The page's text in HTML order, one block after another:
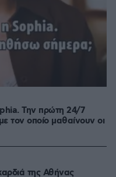
Την πρώτη 24/7
τον οποίο μαθαίνουν οι
της Αθήνας